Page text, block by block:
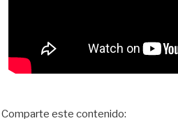
Comparte este contenido: